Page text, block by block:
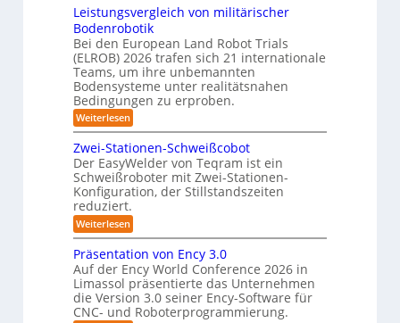
b
o
t
e
r
D
-
S
t
e
r
e
o
-
K
a
m
e
r
a
s
y
s
t
u
t
t
l
e
-
S
y
s
t
e
f
ü
r
R
e
i
Leistungsvergleich von militärischer
Bodenrobotik
Bei den European Land Robot Trials
(ELROB) 2026 trafen sich 21 internationale
Teams, um ihre unbemannten
Bodensysteme unter realitätsnahen
Bedingungen zu erproben.
Weiterlesen:
L
e
i
s
t
u
g
s
v
e
r
g
l
e
i
Zwei-Stationen-Schweißcobot
Der EasyWelder von Teqram ist ein
Schweißroboter mit Zwei-Stationen-
Konfiguration, der Stillstandszeiten
reduziert.
Weiterlesen:
Z
w
e
i
-
S
t
Präsentation von Ency 3.0
Auf der Ency World Conference 2026 in
Limassol präsentierte das Unternehmen
die Version 3.0 seiner Ency-Software für
CNC- und Roboterprogrammierung.